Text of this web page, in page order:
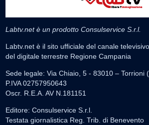
Labtv.net è un prodotto Consulservice S.r.l.
Labtv.net è il sito ufficiale del canale
del digitale terrestre Regione Campania
Sede legale: Via Chiaio, 5 - 83010 – Torrioni
P.IVA 02757950643
Oscr. R.E.A. AV N.181151
Editore: Consulservice S.r.l.
Testata giornalistica Reg. Trib. di Benevento